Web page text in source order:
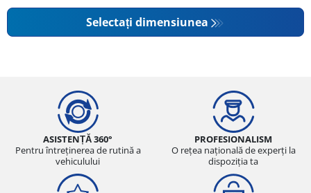
Selectați dimensiunea
ASISTENȚĂ 360°
Pentru întreținerea de rutină a
vehiculului
PROFESIONALISM
O rețea națională de experți la
dispoziția ta